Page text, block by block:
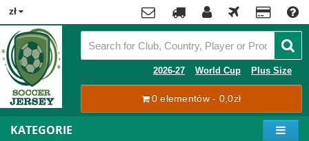
zł
Contact
Tracking
2026-27 World Cup Plus Size
0 elementów - 0,0zł
x
KATEGORIE
Premier
League
La
Liga
Bundesliga